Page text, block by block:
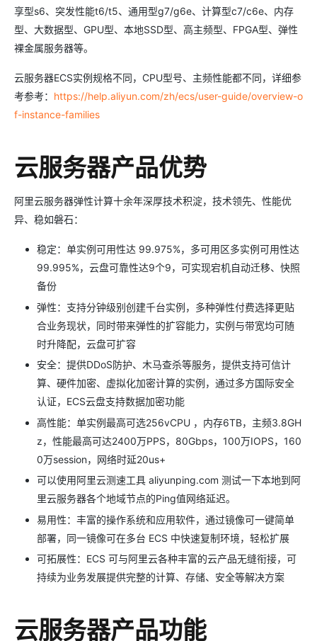
享型s6、突发性能t6/t5、通用型g7/g6e、计算型c7/c6e、内存
型、大数据型、GPU型、本地SSD型、高主频型、FPGA型、弹性
裸金属服务器等。
云服务器ECS实例规格不同，CPU型号、主频性能都不同，详细参
考参考： https://help.aliyun.com/zh/ecs/user-guide/overview-o
f-instance-families
云服务器产品优势
阿里云服务器弹性计算十余年深厚技术积淀，技术领先、性能优
异、稳如磐石：
稳定：单实例可用性达 99.975%，多可用区多实例可用性达
99.995%，云盘可靠性达9个9，可实现宕机自动迁移、快照
备份
弹性：支持分钟级别创建千台实例，多种弹性付费选择更贴
合业务现状，同时带来弹性的扩容能力，实例与带宽均可随
时升降配，云盘可扩容
安全：提供DDoS防护、木马查杀等服务，提供支持可信计
算、硬件加密、虚拟化加密计算的实例，通过多方国际安全
认证，ECS云盘支持数据加密功能
高性能：单实例最高可选256vCPU ，内存6TB，主频3.8GH
z，性能最高可达2400万PPS，80Gbps，100万IOPS，160
0万session，网络时延20us+
可以使用阿里云测速工具 aliyunping.com 测试一下本地到阿
里云服务器各个地域节点的Ping值网络延迟。
易用性：丰富的操作系统和应用软件，通过镜像可一键简单
部署，同一镜像可在多台 ECS 中快速复制环境，轻松扩展
可拓展性：ECS 可与阿里云各种丰富的云产品无缝衔接，可
持续为业务发展提供完整的计算、存储、安全等解决方案
云服务器产品功能